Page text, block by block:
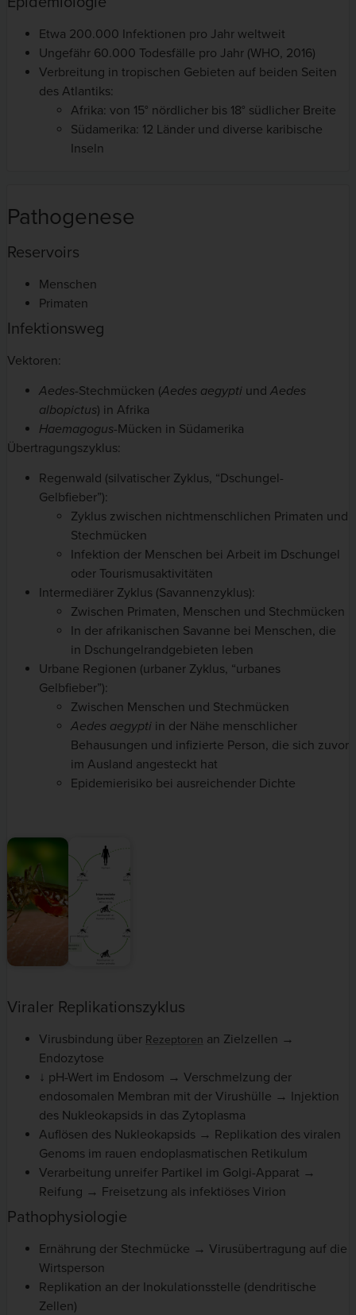
Etwa 200.000 Infektionen pro Jahr weltweit
Ungefähr 60.000 Todesfälle pro Jahr (WHO, 2016)
Verbreitung in tropischen Gebieten auf beiden Seiten
des Atlantiks:
Afrika: von 15° nördlicher bis 18° südlicher Breite
Südamerika: 12 Länder und diverse karibische
Inseln
Pathogenese
Reservoirs
Menschen
Primaten
Infektionsweg
Vektoren:
Aedes-Stechmücken (Aedes aegypti und Aedes
albopictus) in Afrika
Haemagogus-Mücken in Südamerika
Übertragungszyklus:
Regenwald (silvatischer Zyklus, “Dschungel-
Gelbfieber”):
Zyklus zwischen nichtmenschlichen Primaten und
Stechmücken
Infektion der Menschen bei Arbeit im Dschungel
oder Tourismusaktivitäten
Intermediärer Zyklus (Savannenzyklus):
Zwischen Primaten, Menschen und Stechmücken
In der afrikanischen Savanne bei Menschen, die
in Dschungelrandgebieten leben
Urbane Regionen (urbaner Zyklus, “urbanes
Gelbfieber”):
Zwischen Menschen und Stechmücken
Aedes aegypti in der Nähe menschlicher
Behausungen und infizierte Person, die sich zuvor
im Ausland angesteckt hat
Epidemierisiko bei ausreichender Dichte
Viraler Replikationszyklus
Virusbindung über Rezeptoren an Zielzellen →
Endozytose
↓ pH-Wert im Endosom → Verschmelzung der
endosomalen Membran mit der Virushülle → Injektion
des Nukleokapsids in das Zytoplasma
Auflösen des Nukleokapsids → Replikation des viralen
Genoms im rauen endoplasmatischen Retikulum
Verarbeitung unreifer Partikel im Golgi-Apparat →
Reifung → Freisetzung als infektiöses Virion
Pathophysiologie
Ernährung der Stechmücke → Virusübertragung auf die
Wirtsperson
Replikation an der Inokulationsstelle (dendritische
Zellen)